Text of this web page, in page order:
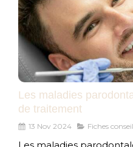
Les maladies
de traitement
13 Nov 2024 Fiches